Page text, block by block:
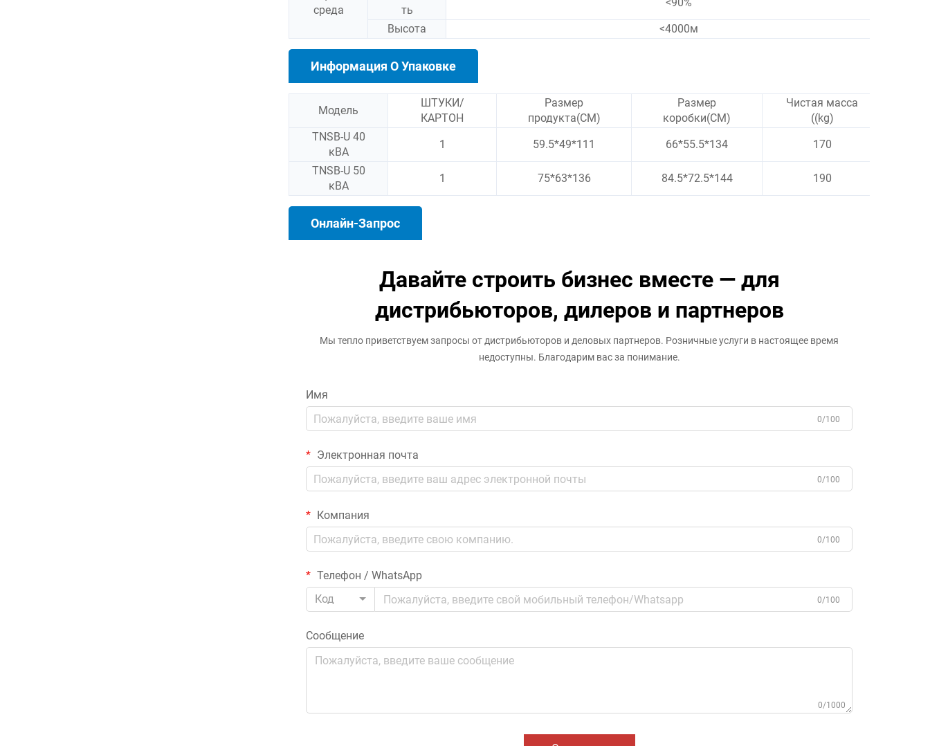
среда
ть
Высота
<4000м
Информация О Упаковке
Модель
ШТУКИ/
КАРТОН
Размер
продукта(СМ)
Размер
коробки(CM)
Чистая масса
((kg)
TNSB-U 40
кВА
1 59.5*49*111 66*55.5*134 170
TNSB-U 50
кВА
1 75*63*136 84.5*72.5*144 190
Онлайн-Запрос
Давайте строить бизнес вместе — для
дистрибьюторов, дилеров и партнеров
Мы тепло приветствуем запросы от дистрибьюторов и деловых партнеров. Розничные услуги в настоящее время
недоступны. Благодарим вас за понимание.
Имя
0/100
Электронная почта
0/100
Компания
0/100
Телефон / WhatsApp
Код
0/100
Сообщение
0/1000